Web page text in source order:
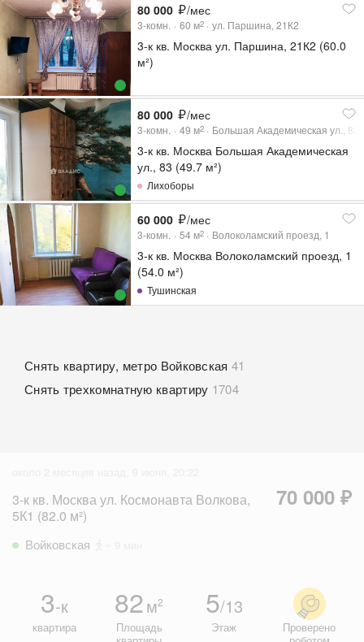
80 000 /мес
3-комн. 60 м2 ул. Паршина, 21К2
3-к кв. Москва ул. Паршина, 21К2 (60.0
м²)
80 000 /мес
3-комн. 49 м2 Большая Академическая ул., 83
3-к кв. Москва Большая Академическая
ул., 83 (49.7 м²)
Лихоборы
60 000 /мес
3-комн. 54 м2 Волоколамский проезд, 1
3-к кв. Москва Волоколамский проезд, 1
(54.0 м²)
Тушинская
Снять квартиру, метро Войковская 41
Снять трехкомнатную квартиру 1704
3-к кв. Москва ул. Космонавта Волкова,
5К1 (82.0 м²)
70 000 ₽
Войковская
3-к
квартира
82 м2
Площадь
5/13
Этаж
Проверено